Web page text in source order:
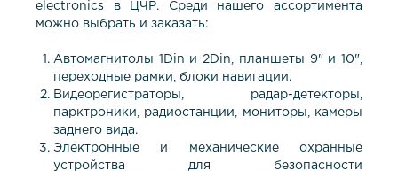
electronics в ЦЧР. Среди нашего ассортимента
можно выбрать и заказать:
Автомагнитолы 1Din и 2Din, планшеты 9" и 10",
переходные рамки, блоки навигации.
Видеорегистраторы, радар-детекторы,
парктроники, радиостанции, мониторы, камеры
заднего вида.
Электронные и механические охранные
устройства для безопасности